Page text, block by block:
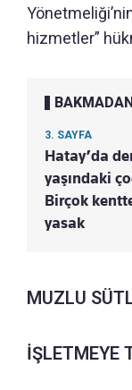
hizmetler”
3. SAYFA
Hatay’da
yaşındaki
Birçok
yasak
MUZLU
İŞLETMEYE